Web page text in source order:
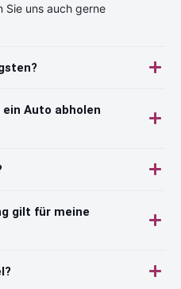
Sie uns auch gerne
Auto abholen
gilt für meine